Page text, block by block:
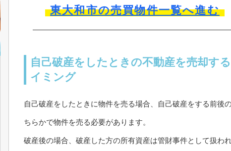
東大和市の売買物件一覧へ進む
自己破産をしたときの不動産を売却す
イミング
自己破産をしたときに物件を売る場合、自己破産をする前後
ちらかで物件を売る必要があります。
破産後の場合、破産した方の所有資産は管財事件として扱われ